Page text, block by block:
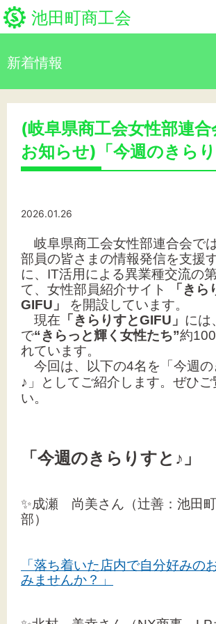
池田町商工会
事業者・創業者の方へ
池田町商工会情報
お問い合わせ
文字サイズ
黒 黄
新着情報
(岐阜県商工会女性部連
お知らせ)「今週のきらり
2026.01.26
岐阜県商工会女性部連合会で
部員の皆さまの情報発信を支援
に、IT活用による異業種交流の
て、女性部員紹介サイト
「きら
GIFU」
を開設しています。
現在 「きらりすとGIFU」 には
で“きらっと輝く女性たち”約
れています。
今回は、以下の4名を「今週の
♪」としてご紹介します。 ぜひご
い。
「今週のきらりすと♪」
✨成瀬 尚美さん（辻善 ：池田
部）
「落ち着いた店内で自分好みの
みませんか？」